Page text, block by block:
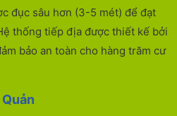
đục sâu hơn (3-5 mét) để đạt
thống tiếp địa được thiết kế bởi
bảo an toàn cho hàng trăm cư